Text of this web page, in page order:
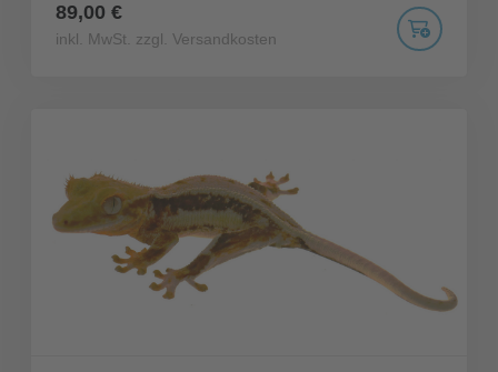
89,00 €
inkl. MwSt. zzgl. Versandkosten